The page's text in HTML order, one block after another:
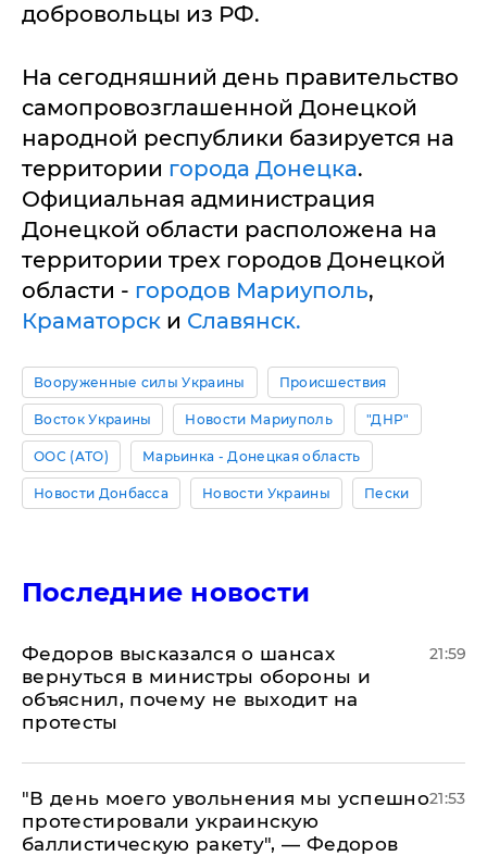
добровольцы из РФ.
На сегодняшний день правительство
самопровозглашенной Донецкой
народной республики базируется на
территории города Донецка.
Официальная администрация
Донецкой области расположена на
территории трех городов Донецкой
области - городов Мариуполь,
Краматорск и Славянск.
Вооруженные силы Украины Происшествия
Восток Украины Новости Мариуполь "ДНР"
ООС (АТО) Марьинка - Донецкая область
Новости Донбасса Новости Украины Пески
Последние новости
Федоров высказался о шансах
вернуться в министры обороны и
объяснил, почему не выходит на
протесты
21:59
​"В день моего увольнения мы успешно
протестировали украинскую
баллистическую ракету", — Федоров
21:53